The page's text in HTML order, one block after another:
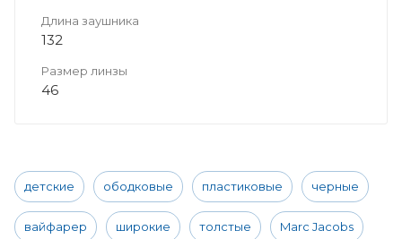
Длина заушника
132
Размер линзы
46
детские ободковые пластиковые черные
вайфарер широкие толстые Marc Jacobs